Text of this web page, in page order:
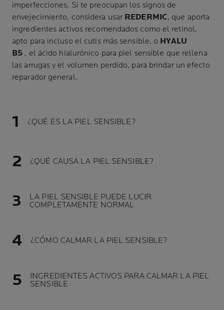
imperfecciones. Si te preocupan los signos de
envejecimiento, considera usar REDERMIC, que aporta
ingredientes activos recomendados como el retinol,
apto para incluso el cutis más sensible, o HYALU
B5 , el ácido hialurónico para piel sensible que rellena
las arrugas y el volumen perdido, para brindar un efecto
reparador general.
¿QUÉ ES LA PIEL SENSIBLE?
¿QUÉ CAUSA LA PIEL SENSIBLE?
LA PIEL SENSIBLE PUEDE LUCIR
COMPLETAMENTE NORMAL
¿CÓMO CALMAR LA PIEL SENSIBLE?
INGREDIENTES ACTIVOS PARA CALMAR LA PIEL
SENSIBLE